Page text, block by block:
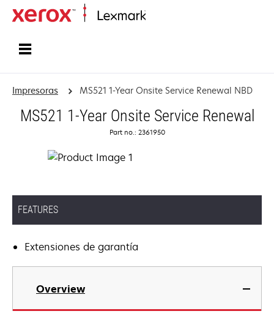
Impresoras MS521 1-Year Onsite Service Renewal NBD
MS521 1-Year Onsite Service Renewal
Part no.: 2361950
FEATURES
Extensiones de garantía
Overview